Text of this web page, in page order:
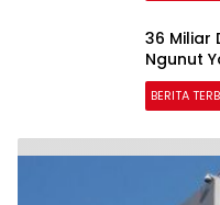
36 Miliar
Ngunut
BERITA